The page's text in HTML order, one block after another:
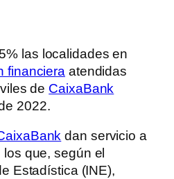
las localidades en
financiera atendidas
de CaixaBank
2022.
dan servicio a
que, según el
Estadística (INE),